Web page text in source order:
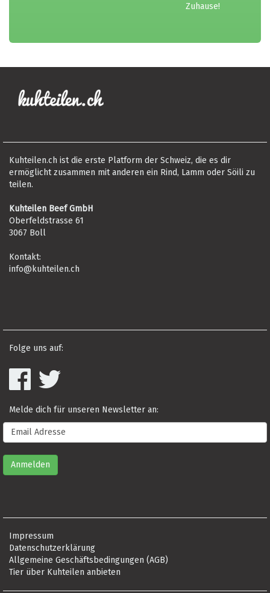
Zuhause!
Kuhteilen.ch ist die erste Platform der Schweiz, die es dir
ermöglicht zusammen mit anderen ein Rind, Lamm oder Söili zu
teilen.
Kuhteilen Beef GmbH
Oberfeldstrasse 61
3067 Boll
Kontakt:
info@kuhteilen.ch
Folge uns auf:
Melde dich für unseren Newsletter an:
Impressum
Datenschutzerklärung
Allgemeine Geschäftsbedingungen (AGB)
Tier über Kuhteilen anbieten